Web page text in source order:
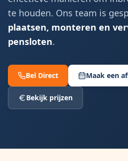
te houden. Ons team is
plaatsen, monteren en
pensloten.
Bel Direct Maak een
Bekijk prijzen